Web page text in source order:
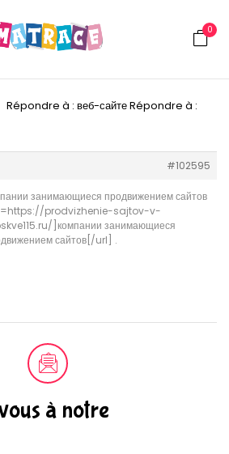
0
Répondre à : веб-сайтеRépondre à :
#102595
занимающиеся продвижением сайтов
prodvizhenie-sajtov-v-
]компании занимающиеся
сайтов[/url] .
à notre